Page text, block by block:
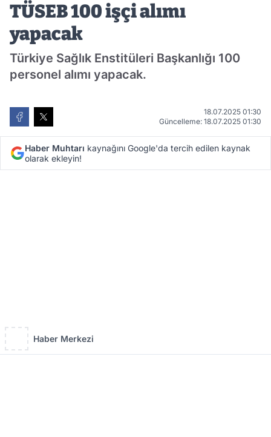
TÜSEB 100 işçi alımı
yapacak
Türkiye Sağlık Enstitüleri Başkanlığı 100
personel alımı yapacak.
18.07.2025 01:30
Güncelleme: 18.07.2025 01:30
Haber Muhtarı kaynağını Google'da tercih edilen kaynak
olarak ekleyin!
Haber Merkezi